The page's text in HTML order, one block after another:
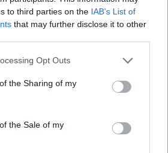
to third parties on the IAB’s List of
that may further disclose it to other
Opt Outs
the Sharing of my
the Sale of my
PLUS DE L'AUTEUR
à la pénurie de
de sécurité
révolutionnaire pour
combattre le cancer